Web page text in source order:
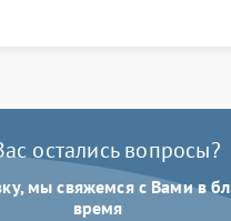
остались вопросы?
мы свяжемся с Вами в
время